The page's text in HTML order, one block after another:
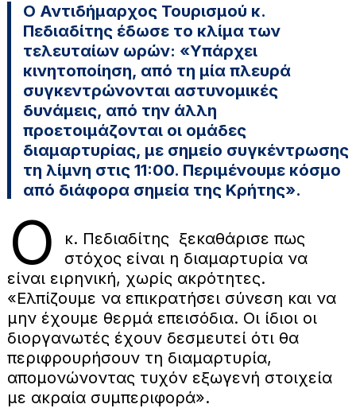
Ο Αντιδήμαρχος Τουρισμού κ.
Πεδιαδίτης έδωσε το κλίμα των
τελευταίων ωρών: «Υπάρχει
κινητοποίηση, από τη μία πλευρά
συγκεντρώνονται αστυνομικές
δυνάμεις, από την άλλη
προετοιμάζονται οι ομάδες
διαμαρτυρίας, με σημείο συγκέντρωσης
τη λίμνη στις 11:00. Περιμένουμε κόσμο
από διάφορα σημεία της Κρήτης».
Ο
κ. Πεδιαδίτης ξεκαθάρισε πως
στόχος είναι η διαμαρτυρία να
είναι ειρηνική, χωρίς ακρότητες.
«Ελπίζουμε να επικρατήσει σύνεση και να
μην έχουμε θερμά επεισόδια. Οι ίδιοι οι
διοργανωτές έχουν δεσμευτεί ότι θα
περιφρουρήσουν τη διαμαρτυρία,
απομονώνοντας τυχόν εξωγενή στοιχεία
με ακραία συμπεριφορά».